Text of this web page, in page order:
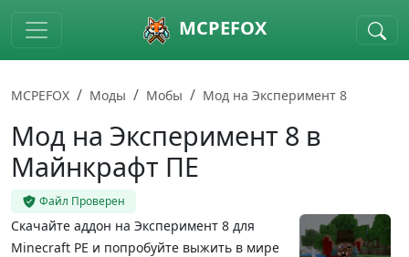
Skip to main content MCPEFOX
MCPEFOX Моды Мобы Мод на Эксперимент 8
Мод на Эксперимент 8 в
Майнкрафт ПЕ
Файл Проверен
Скачайте аддон на Эксперимент 8 для
Minecraft PE и попробуйте выжить в мире